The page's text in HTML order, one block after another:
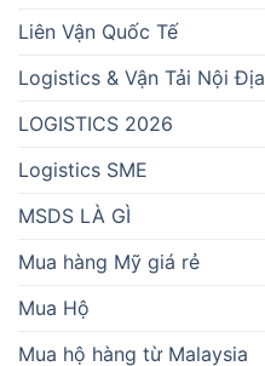
Liên Vận Quốc Tế
Logistics & Vận Tải Nội Địa
LOGISTICS 2026
Logistics SME
MSDS LÀ GÌ
Mua hàng Mỹ giá rẻ
Mua Hộ
Mua hộ hàng từ Malaysia